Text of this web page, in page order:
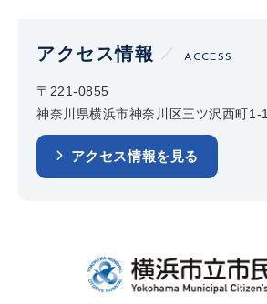
アクセス情報 ACCESS
〒221-0855
神奈川県横浜市神奈川区三ツ沢西町1-1
アクセス情報を見る